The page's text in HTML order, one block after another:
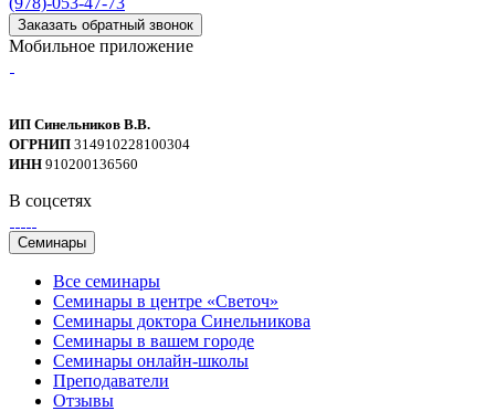
Заказать обратный звонок
Мобильное приложение
ИП Синельников В.В.
ОГРНИП 314910228100304
ИНН 910200136560
В соцсетях
Семинары
Все семинары
Семинары в центре «Светоч»
Семинары доктора Синельникова
Семинары в вашем городе
Семинары онлайн-школы
Преподаватели
Отзывы